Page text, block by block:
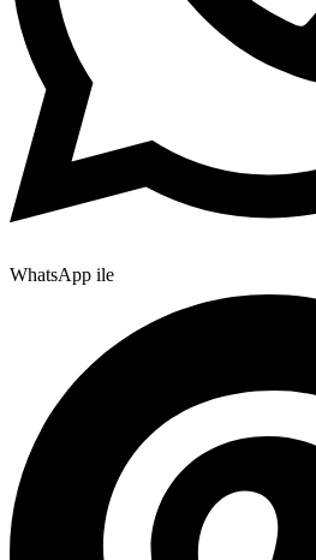
WhatsApp ile